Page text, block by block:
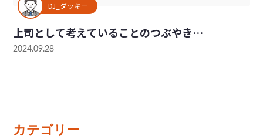
DJ_ダッキー
上司として考えていることのつぶやき…
2024.09.28
カテゴリー